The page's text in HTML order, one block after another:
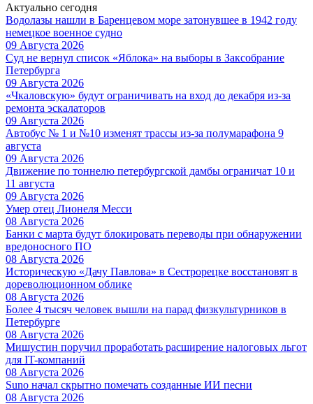
Актуально сегодня
Водолазы нашли в Баренцевом море затонувшее в 1942 году
немецкое военное судно
09 Августа 2026
Суд не вернул список «Яблока» на выборы в Заксобрание
Петербурга
09 Августа 2026
«Чкаловскую» будут ограничивать на вход до декабря из-за
ремонта эскалаторов
09 Августа 2026
Автобус № 1 и №10 изменят трассы из-за полумарафона 9
августа
09 Августа 2026
Движение по тоннелю петербургской дамбы ограничат 10 и
11 августа
09 Августа 2026
Умер отец Лионеля Месси
08 Августа 2026
Банки с марта будут блокировать переводы при обнаружении
вредоносного ПО
08 Августа 2026
Историческую «Дачу Павлова» в Сестрорецке восстановят в
дореволюционном облике
08 Августа 2026
Более 4 тысяч человек вышли на парад физкультурников в
Петербурге
08 Августа 2026
Мишустин поручил проработать расширение налоговых льгот
для IT-компаний
08 Августа 2026
Suno начал скрытно помечать созданные ИИ песни
08 Августа 2026